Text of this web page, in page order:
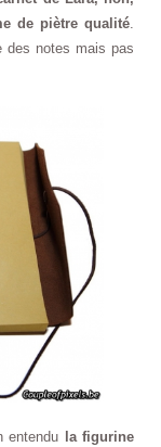
de piètre qualité
des notes mais pas
entendu
la figurine